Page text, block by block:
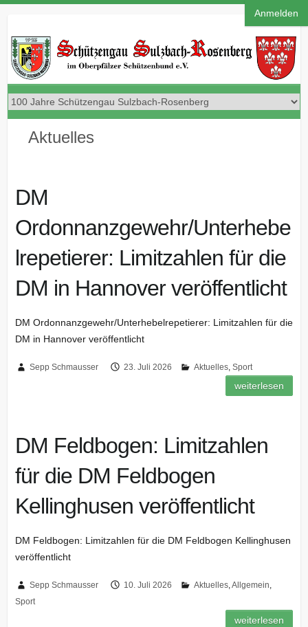
Anmelden
Aktuelles
DM
Ordonnanzgewehr/Unterhebe
lrepetierer: Limitzahlen für die
DM in Hannover veröffentlicht
DM Ordonnanzgewehr/Unterhebelrepetierer: Limitzahlen für die
DM in Hannover veröffentlicht
Sepp Schmausser 23. Juli 2026 Aktuelles, Sport
weiterlesen
DM Feldbogen: Limitzahlen
für die DM Feldbogen
Kellinghusen veröffentlicht
DM Feldbogen: Limitzahlen für die DM Feldbogen Kellinghusen
veröffentlicht
Sepp Schmausser 10. Juli 2026 Aktuelles,Allgemein,
Sport
weiterlesen